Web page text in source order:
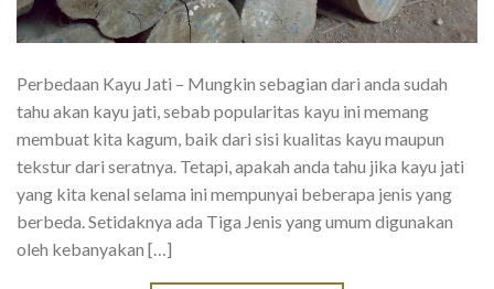
Perbedaan Kayu Jati – Mungkin sebagian dari anda sudah
tahu akan kayu jati, sebab popularitas kayu ini memang
membuat kita kagum, baik dari sisi kualitas kayu maupun
tekstur dari seratnya. Tetapi, apakah anda tahu jika kayu jati
yang kita kenal selama ini mempunyai beberapa jenis yang
berbeda. Setidaknya ada Tiga Jenis yang umum digunakan
oleh kebanyakan […]